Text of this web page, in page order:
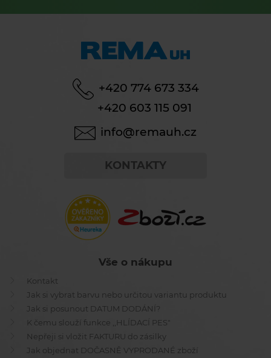
+420 774 673 334
+420 603 115 091
info@remauh.cz
KONTAKTY
Vše o nákupu
Kontakt
Jak si vybrat barvu nebo určitou variantu produktu
Jak si posunout DATUM DODÁNÍ?
K čemu slouží funkce ,,HLÍDACÍ PES"
Nepřeji si vložit FAKTURU do zásilky
Jak objednat DOČASNĚ VYPRODANÉ zboží